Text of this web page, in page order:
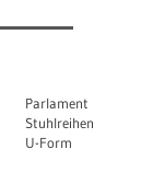
Parlament
Stuhlreihen
U-Form